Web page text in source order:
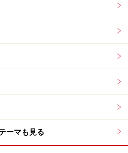
ラーゲンがハリと弾力のある
で！カバー力はあるけれどナ
けでキュッと引き締めてくれま
くても、毛穴がかなり目立たな
ーマも見る